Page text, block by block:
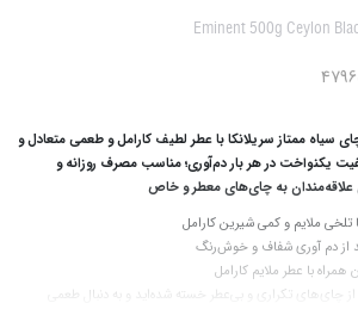
Eminent 500g Ceylon
سیاه ممتاز سریلانکا با عطر لطیف کارامل و طعمی متعادل و
یکنواخت در هر بار دم‌آوری؛ مناسب مصرف روزانه و
علاقه‌مندان به چای‌های معطر و خاص
ملایم و کمی شیرین کارامل
از دم‌ آوری شفاف و خوش‌رنگ
با عطر ملایم کارامل
از چای‌های تکراری و بی‌عطر خسته شده‌اید و به‌ دنبال طعمی
ایجاد کند و هم پذیرایی شما را خاص‌تر نشان دهد، این چای